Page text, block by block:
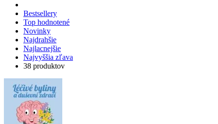
Bestsellery
Top hodnotené
Novinky
Najdrahšie
Najlacnejšie
Najvyššia zľava
38 produktov